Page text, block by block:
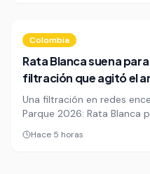
Colombia
Rata Blanca suena
filtración que agitó el
Una filtración en redes
Parque 2026: Rata Blanca
octubre, justo cuando el
posible visita reaviva la
Hace 5 horas